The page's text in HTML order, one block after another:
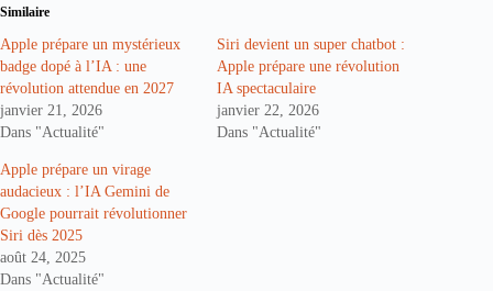
Similaire
Apple prépare un mystérieux
badge dopé à l’IA : une
révolution attendue en 2027
janvier 21, 2026
Dans "Actualité"
Siri devient un super chatbot :
Apple prépare une révolution
IA spectaculaire
janvier 22, 2026
Dans "Actualité"
Apple prépare un virage
audacieux : l’IA Gemini de
Google pourrait révolutionner
Siri dès 2025
août 24, 2025
Dans "Actualité"